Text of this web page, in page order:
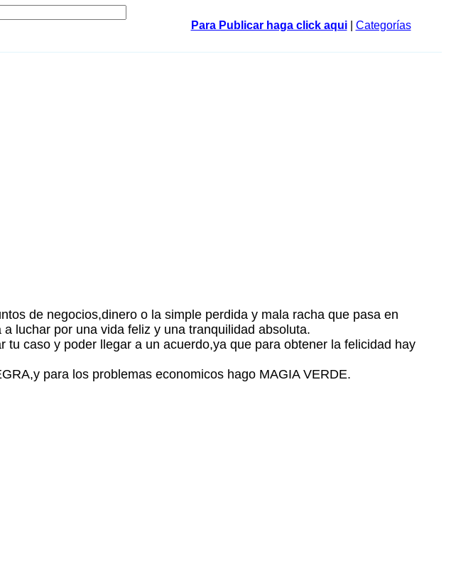
Para Publicar haga click aqui| Categorías
de negocios,dinero o la simple perdida y mala racha que pasa en
luchar por una vida feliz y una tranquilidad absoluta.
caso y poder llegar a un acuerdo,ya que para obtener la felicidad hay
para los problemas economicos hago MAGIA VERDE.